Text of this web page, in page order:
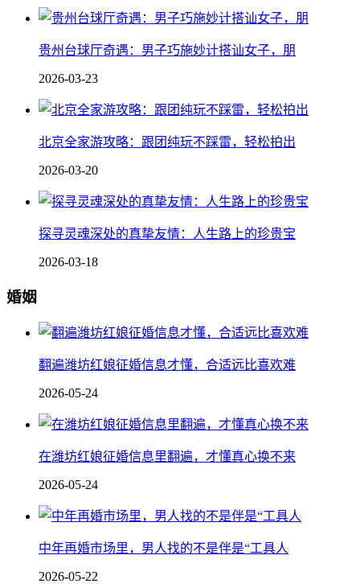
贵州台球厅奇遇：男子巧施妙计搭讪女子，朋
2026-03-23
北京全家游攻略：跟团纯玩不踩雷，轻松拍出
2026-03-20
探寻灵魂深处的真挚友情：人生路上的珍贵宝
2026-03-18
婚姻
翻遍潍坊红娘征婚信息才懂，合适远比喜欢难
2026-05-24
在潍坊红娘征婚信息里翻遍，才懂真心换不来
2026-05-24
中年再婚市场里，男人找的不是伴是“工具人
2026-05-22